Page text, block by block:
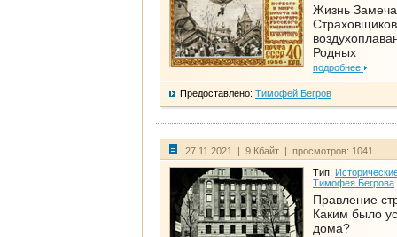
Жизнь
Родных
подробнее
Предоставлено: Тимофей Бегров
27.11.2021 | 9 Кбайт | просмотров: 1041
Тип:
Тимофея Бегрова
Правление
Каким было
дома?